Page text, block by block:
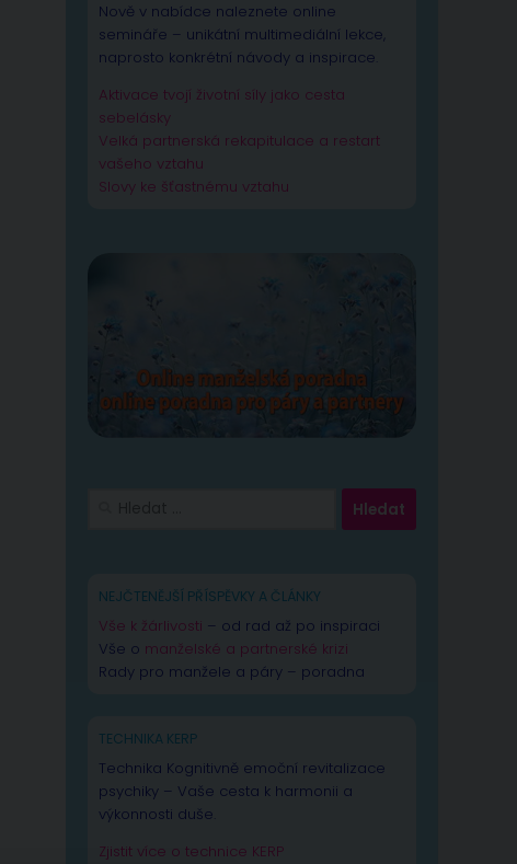
Nově v nabídce naleznete online
semináře – unikátní multimediální lekce,
naprosto konkrétní návody a inspirace.
Aktivace tvojí životní síly jako cesta
sebelásky
Velká partnerská rekapitulace a restart
vašeho vztahu
Slovy ke šťastnému vztahu
NEJČTENĚJŠÍ PŘÍSPĚVKY A ČLÁNKY
Vše k žárlivosti – od rad až po inspiraci
Vše o manželské a partnerské krizi
Rady pro manžele a páry – poradna
TECHNIKA KERP
Technika Kognitivně emoční revitalizace
psychiky – Vaše cesta k harmonii a
výkonnosti duše.
Zjistit více o technice KERP